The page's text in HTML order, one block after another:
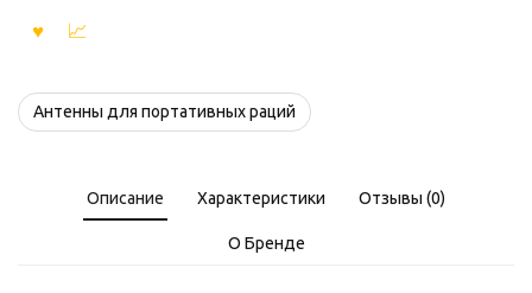
Антенны для портативных раций
Описание Характеристики Отзывы (0)
О Бренде